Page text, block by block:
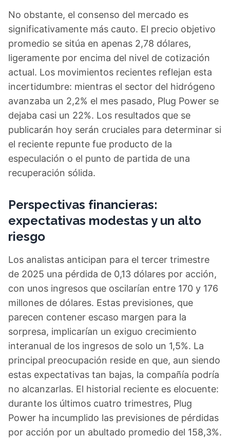
No obstante, el consenso del mercado es
significativamente más cauto. El precio objetivo
promedio se sitúa en apenas 2,78 dólares,
ligeramente por encima del nivel de cotización
actual. Los movimientos recientes reflejan esta
incertidumbre: mientras el sector del hidrógeno
avanzaba un 2,2% el mes pasado, Plug Power se
dejaba casi un 22%. Los resultados que se
publicarán hoy serán cruciales para determinar si
el reciente repunte fue producto de la
especulación o el punto de partida de una
recuperación sólida.
Perspectivas financieras:
expectativas modestas y un alto
riesgo
Los analistas anticipan para el tercer trimestre
de 2025 una pérdida de 0,13 dólares por acción,
con unos ingresos que oscilarían entre 170 y 176
millones de dólares. Estas previsiones, que
parecen contener escaso margen para la
sorpresa, implicarían un exiguo crecimiento
interanual de los ingresos de solo un 1,5%. La
principal preocupación reside en que, aun siendo
estas expectativas tan bajas, la compañía podría
no alcanzarlas. El historial reciente es elocuente:
durante los últimos cuatro trimestres, Plug
Power ha incumplido las previsiones de pérdidas
por acción por un abultado promedio del 158,3%.